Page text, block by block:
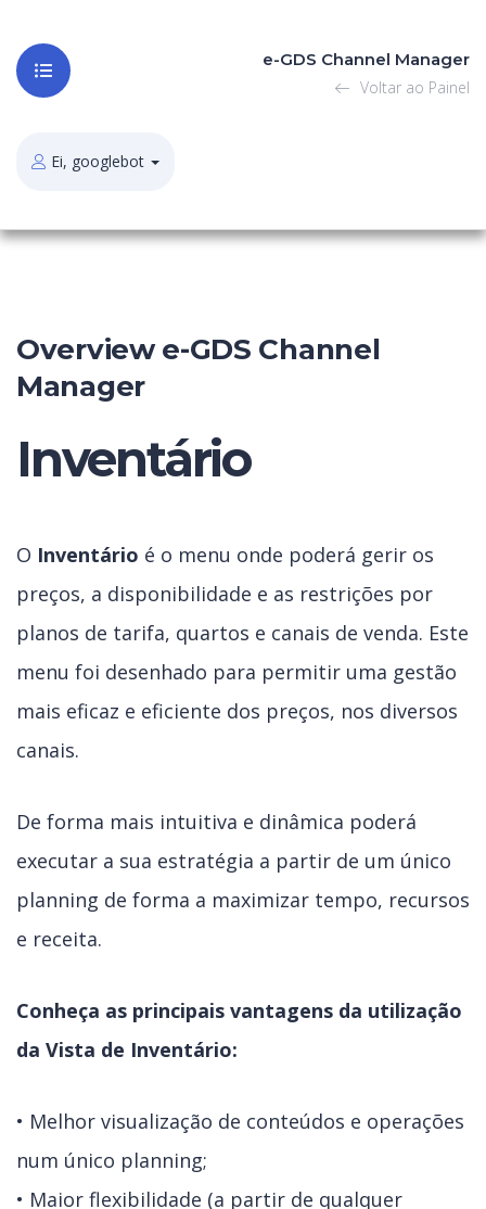
e-GDS Channel Manager
Voltar ao Painel
Ei, googlebot
Overview e-GDS Channel
Manager
Inventário
O Inventário é o menu onde poderá gerir os
preços, a disponibilidade e as restrições por
planos de tarifa, quartos e canais de venda. Este
menu foi desenhado para permitir uma gestão
mais eficaz e eficiente dos preços, nos diversos
canais.
De forma mais intuitiva e dinâmica poderá
executar a sua estratégia a partir de um único
planning de forma a maximizar tempo, recursos
e receita.
Conheça as principais vantagens da utilização
da Vista de Inventário:
• Melhor visualização de conteúdos e operações
num único planning;
• Maior flexibilidade (a partir de qualquer